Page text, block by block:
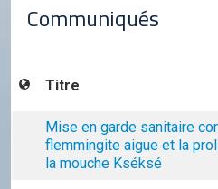
Économie
Génération City
L'UNIVERS GC
Communiqués
Titre
Mise en garde sanitaire
flemmingite aigue et la
la mouche Kséksé